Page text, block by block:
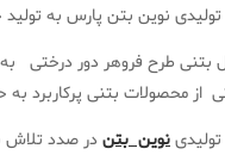
تولیدی نوین بتن پارس به
بتنی طرح فروهر دور درختی به
از محصولات بتنی پرکاربرد
نوین بتن در صدد تلاش